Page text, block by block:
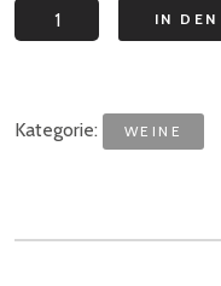
Sauvignon
Blanc
Wernersdorf
Menge
IN DEN
Kategorie: WEINE